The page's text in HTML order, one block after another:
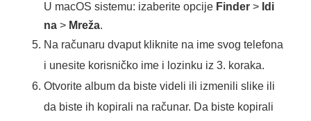
U macOS sistemu: izaberite opcije Finder > Idi
na > Mreža.
Na računaru dvaput kliknite na ime svog telefona
i unesite korisničko ime i lozinku iz 3. koraka.
Otvorite album da biste videli ili izmenili slike ili
da biste ih kopirali na računar. Da biste kopirali